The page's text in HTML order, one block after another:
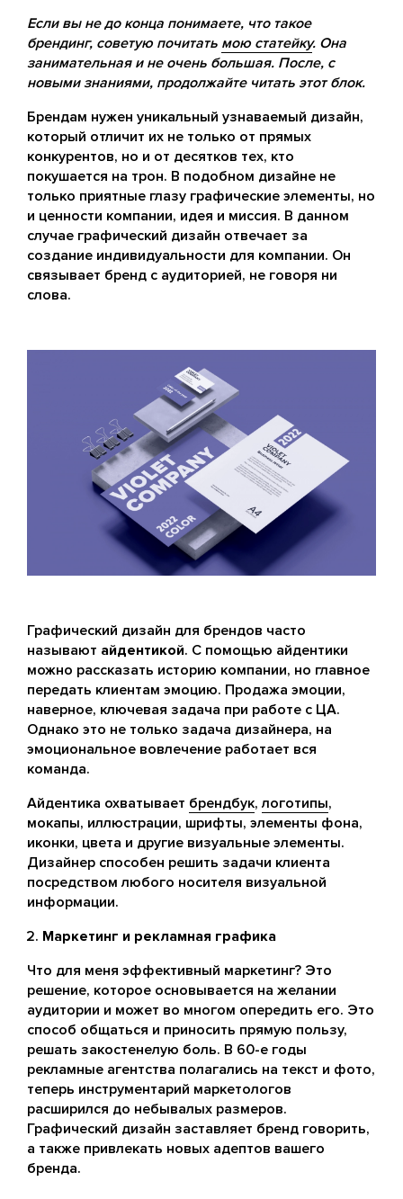
Если вы не до конца понимаете, что такое
брендинг, советую почитать мою статейку. Она
занимательная и не очень большая. После, с
новыми знаниями, продолжайте читать этот блок.
Брендам нужен уникальный узнаваемый дизайн,
который отличит их не только от прямых
конкурентов, но и от десятков тех, кто
покушается на трон. В подобном дизайне не
только приятные глазу графические элементы, но
и ценности компании, идея и миссия. В данном
случае графический дизайн отвечает за
создание индивидуальности для компании. Он
связывает бренд с аудиторией, не говоря ни
слова.
Графический дизайн для брендов часто
называют айдентикой. С помощью айдентики
можно рассказать историю компании, но главное
передать клиентам эмоцию. Продажа эмоции,
наверное, ключевая задача при работе с ЦА.
Однако это не только задача дизайнера, на
эмоциональное вовлечение работает вся
команда.
Айдентика охватывает брендбук, логотипы,
мокапы, иллюстрации, шрифты, элементы фона,
иконки, цвета и другие визуальные элементы.
Дизайнер способен решить задачи клиента
посредством любого носителя визуальной
информации.
Маркетинг и рекламная графика
Что для меня эффективный маркетинг? Это
решение, которое основывается на желании
аудитории и может во многом опередить его. Это
способ общаться и приносить прямую пользу,
решать закостенелую боль. В 60-е годы
рекламные агентства полагались на текст и фото,
теперь инструментарий маркетологов
расширился до небывалых размеров.
Графический дизайн заставляет бренд говорить,
а также привлекать новых адептов вашего
бренда.